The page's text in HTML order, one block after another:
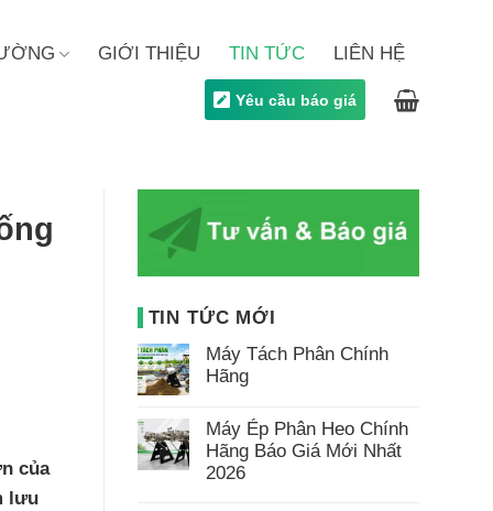
GIỚI THIỆU TIN TỨC LIÊN HỆ
Yêu cầu báo giá
của
lưu
TIN TỨC MỚI
Máy Tách Phân Chính
Hãng
bình
luận
ở
Máy
Máy Ép Phân Heo Chính
Hãng Báo Giá Mới Nhất
2026